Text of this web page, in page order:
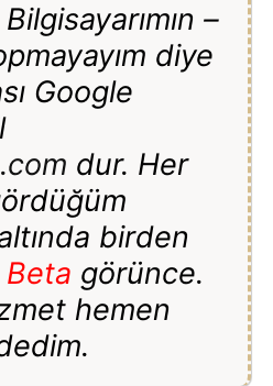
–
diye
Google
dur. Her
birden
Beta görünce.
hemen